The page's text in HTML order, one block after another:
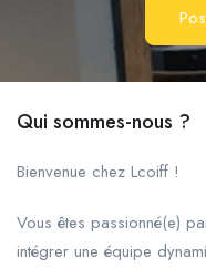
Qui sommes-nous ?
Bienvenue chez Lcoiff !
Vous êtes passionné(e)
intégrer une équipe